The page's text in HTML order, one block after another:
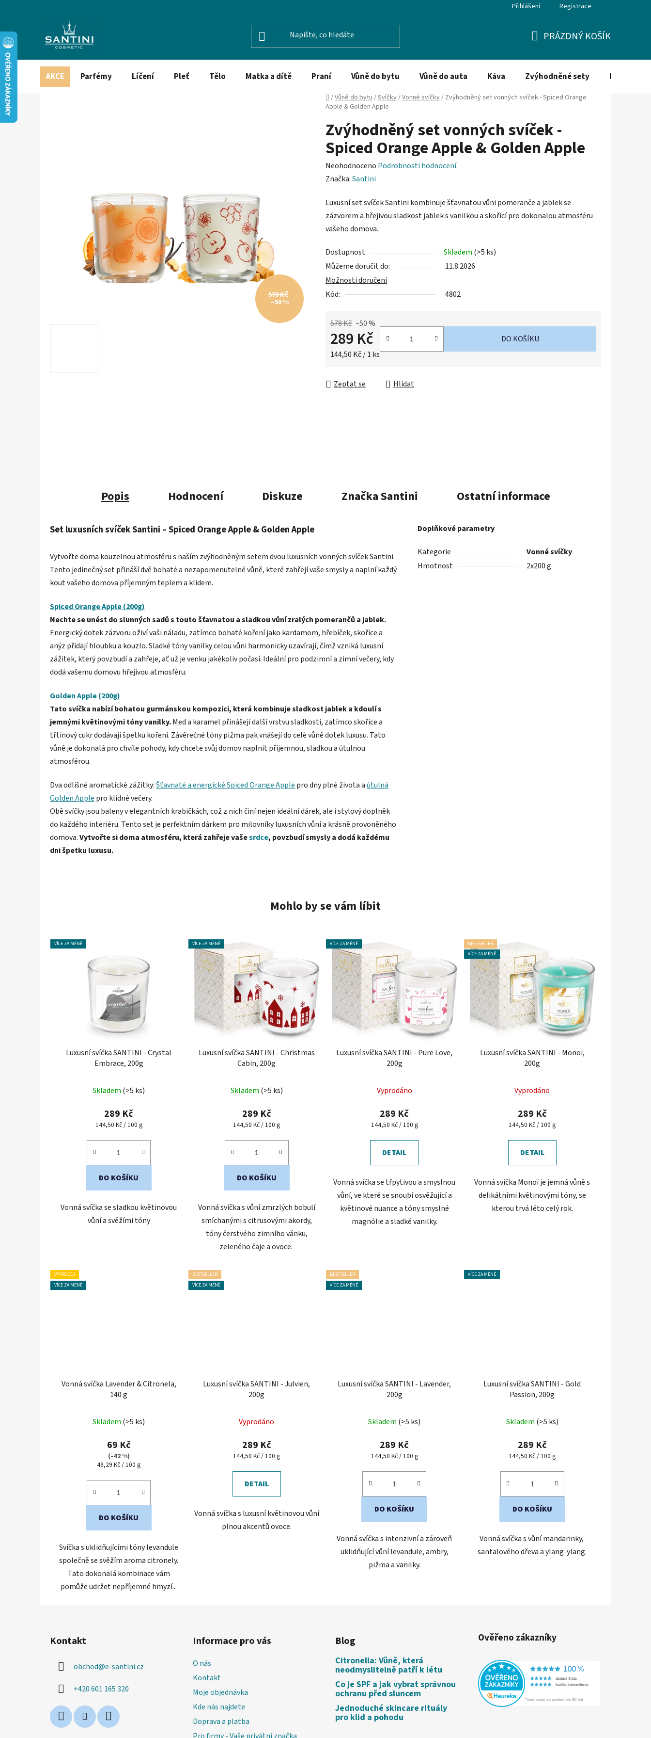
Přihlášení Registrace
KOŠÍK
PRÁZDNÝ KOŠÍK
AKCE Parfémy Líčení Pleť Tělo Matka a dítě Praní Vůně do bytu Vůně do auta Káva Zvýhodněné sety Dezinfekce
Domů
/Vůně do bytu/Svíčky/Vonné svíčky/ Zvýhodněný set vonných svíček - Spiced Orange
Apple & Golden Apple
Zvýhodněný set vonných svíček -
Spiced Orange Apple & Golden Apple
Průměrné
hodnocení
je
0,0
z
hvězdiček.
Neohodnoceno Podrobnosti hodnocení
Značka:Santini
Luxusní set svíček Santini kombinuje šťavnatou vůni pomeranče a jablek se
zázvorem a hřejivou sladkost jablek s vanilkou a skořicí pro dokonalou atmosféru
vašeho domova.
Dostupnost Skladem (>5 ks)
Můžeme doručit do:
11.8.2026
Možnosti doručení
Kód:
4802
578 Kč –50 %
289 Kč
Měrná cena:
144,50 Kč / 1 ks
DO KOŠÍKU
Zeptat se Hlídat
578 KČ
–50 %
Popis Hodnocení Diskuze ZnačkaSantini Ostatní informace
Set luxusních svíček Santini – Spiced Orange Apple & Golden Apple
Vytvořte doma kouzelnou atmosféru s naším zvýhodněným setem dvou luxusních vonných svíček Santini.
Tento jedinečný set přináší dvě bohaté a nezapomenutelné vůně, které zahřejí vaše smysly a naplní každý
kout vašeho domova příjemným teplem a klidem.
Spiced Orange Apple (200g)
Nechte se unést do slunných sadů s touto šťavnatou a sladkou vůní zralých pomerančů a jablek.
Energický dotek zázvoru oživí vaši náladu, zatímco bohaté koření jako kardamom, hřebíček, skořice a
anýz přidají hloubku a kouzlo. Sladké tóny vanilky celou vůni harmonicky uzavírají, čímž vzniká luxusní
zážitek, který povzbudí a zahřeje, ať už je venku jakékoliv počasí. Ideální pro podzimní a zimní večery, kdy
dodá vašemu domovu hřejivou atmosféru.
Golden Apple (200g)
Tato svíčka nabízí bohatou gurmánskou kompozici, která kombinuje sladkost jablek a kdoulí s
jemnými květinovými tóny vanilky.Med a karamel přinášejí další vrstvu sladkosti, zatímco skořice a
třtinový cukr dodávají špetku koření. Závěrečné tóny pižma pak vnášejí do celé vůně dotek luxusu. Tato
vůně je dokonalá pro chvíle pohody, kdy chcete svůj domov naplnit příjemnou, sladkou a útulnou
atmosférou.
Dva odlišné aromatické zážitky:Šťavnaté a energické Spiced Orange Apple pro dny plné života aútulná
Golden Apple pro klidné večery.
Obě svíčky jsou baleny v elegantních krabičkách, což z nich činí nejen ideální dárek, ale i stylový doplněk
do každého interiéru. Tento set je perfektním dárkem pro milovníky luxusních vůní a krásně provoněného
domova.Vytvořte si doma atmosféru, která zahřeje vašesrdce, povzbudí smysly a dodá každému
dni špetku luxusu.
Doplňkové parametry
Kategorie
Vonné svíčky
Hmotnost
2x200 g
Mohlo by se vám líbit
VÍCE ZA MÉNĚ
Luxusní svíčka SANTINI - Crystal
Embrace, 200g
Skladem (>5 ks)
289 Kč
Měrná
144,50 Kč / 100 g
DO KOŠÍKU
Vonná svíčka se sladkou květinovou
vůní a svěžími tóny
VÍCE ZA MÉNĚ
Luxusní svíčka SANTINI - Christmas
Cabin, 200g
Skladem (>5 ks)
289 Kč
Měrná
144,50 Kč / 100 g
DO KOŠÍKU
Vonná svíčka s vůní zmrzlých bobulí
smíchanými s citrusovými akordy,
tóny čerstvého zimního vánku,
zeleného čaje a ovoce.
VÍCE ZA MÉNĚ
Luxusní svíčka SANTINI - Pure Love,
200g
Vyprodáno
289 Kč
Měrná
144,50 Kč / 100 g
DETAIL
Vonná svíčka se třpytivou a smyslnou
vůní, ve které se snoubí osvěžující a
květinové nuance a tóny smyslné
magnólie a sladké vanilky.
BESTSELLER
VÍCE ZA MÉNĚ
Luxusní svíčka SANTINI - Monoï,
200g
Vyprodáno
289 Kč
Měrná
144,50 Kč / 100 g
DETAIL
Vonná svíčka Monoï je jemná vůně s
delikátními květinovými tóny, se
kterou trvá léto celý rok.
VÝPRODEJ
VÍCE ZA MÉNĚ
Vonná svíčka Lavender & Citronela,
140 g
hodnocení
produktu
je
5,0
z
5
hvězdiček.
Skladem (>5 ks)
69 Kč
(–42 %)
Měrná
49,29 Kč / 100 g
DO KOŠÍKU
Svíčka s uklidňujícími tóny levandule
společně se svěžím aroma citronely.
Tato dokonalá kombinace vám
pomůže udržet nepříjemné hmyzí...
BESTSELLER
VÍCE ZA MÉNĚ
Luxusní svíčka SANTINI - Julvien,
200g
Vyprodáno
289 Kč
Měrná
144,50 Kč / 100 g
DETAIL
Vonná svíčka s luxusní květinovou vůní
plnou akcentů ovoce.
BESTSELLER
VÍCE ZA MÉNĚ
Luxusní svíčka SANTINI - Lavender,
200g
Skladem (>5 ks)
289 Kč
Měrná
144,50 Kč / 100 g
DO KOŠÍKU
Vonná svíčka s intenzivní a zároveň
uklidňující vůní levandule, ambry,
pižma a vanilky.
VÍCE ZA MÉNĚ
Luxusní svíčka SANTINI - Gold
Passion, 200g
Skladem (>5 ks)
289 Kč
Měrná
144,50 Kč / 100 g
DO KOŠÍKU
Vonná svíčka s vůní mandarinky,
santalového dřeva a ylang-ylang.
Kontakt
obchod@e-santini.cz
+420 601 165 320
Informace pro vás
O nás
Kontakt
Moje objednávka
Kde nás najdete
Doprava a platba
Blog
Citronella: Vůně, která
neodmyslitelně patří k létu
Co je SPF a jak vybrat správnou
ochranu před sluncem
Jednoduché skincare rituály
pro klid a pohodu
Ověřeno zákazníky